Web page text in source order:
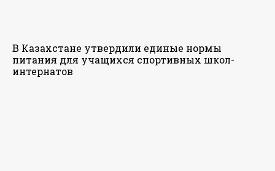
В Казахстане утвердили единые нормы
питания для учащихся спортивных школ-
интернатов